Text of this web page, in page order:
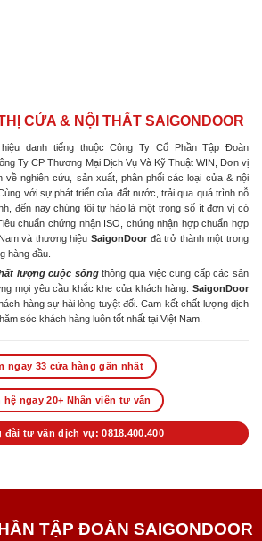
CỬA & NỘI THẤT SAIGONDOOR
danh tiếng thuộc Công Ty Cổ Phần Tập Đoàn
Ty CP Thương Mại Dịch Vụ Và Kỹ Thuật WIN, Đơn vị
về nghiên cứu, sản xuất, phân phối các loại cửa & nội
với sự phát triển của đất nước, trải qua quá trình nỗ
đến nay chúng tôi tự hào là một trong số ít đơn vị có
chuẩn chứng nhận ISO, chứng nhận hợp chuẩn hợp
và thương hiệu SaigonDoor đã trở thành một trong
hàng đầu.
lượng cuộc sốngthông qua việc cung cấp các sản
mọi yêu cầu khắc khe của khách hàng. SaigonDoor
hàng sự hài lòng tuyệt đối. Cam kết chất lượng dịch
sóc khách hàng luôn tốt nhất tại Việt Nam.
ngay 33 cửa hàng gần nhất
hệ ngay 20+ Nhân viên tư vấn
đài tư vấn dịch vụ: 0818.400.400
TẬP ĐOÀN SAIGONDOOR